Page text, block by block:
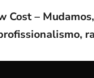
Cost –